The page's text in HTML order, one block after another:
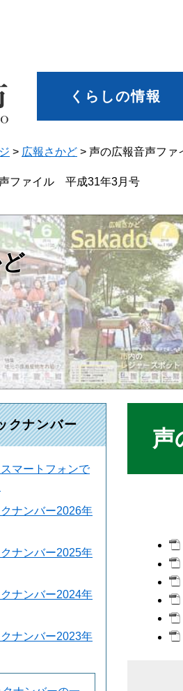
くらしの情報
> 広報さかど > 声の広報音声フ
ファイル 平成31年3月号
声
クナンバー
スマートフォンで
ナンバー2026年
ナンバー2025年
ナンバー2024年
ナンバー2023年